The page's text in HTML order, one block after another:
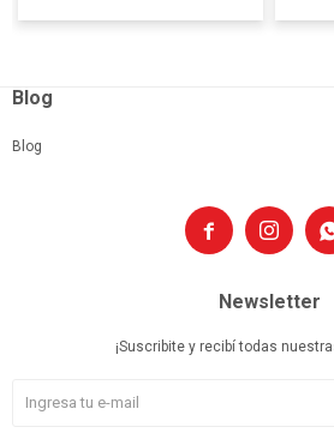
 
Blog
Blog
Newsletter
¡Suscribite y recibí todas